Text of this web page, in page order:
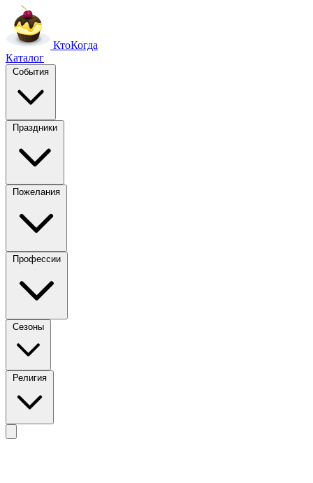
КтоКогда
Каталог
События
Праздники
Пожелания
Профессии
Сезоны
Религия